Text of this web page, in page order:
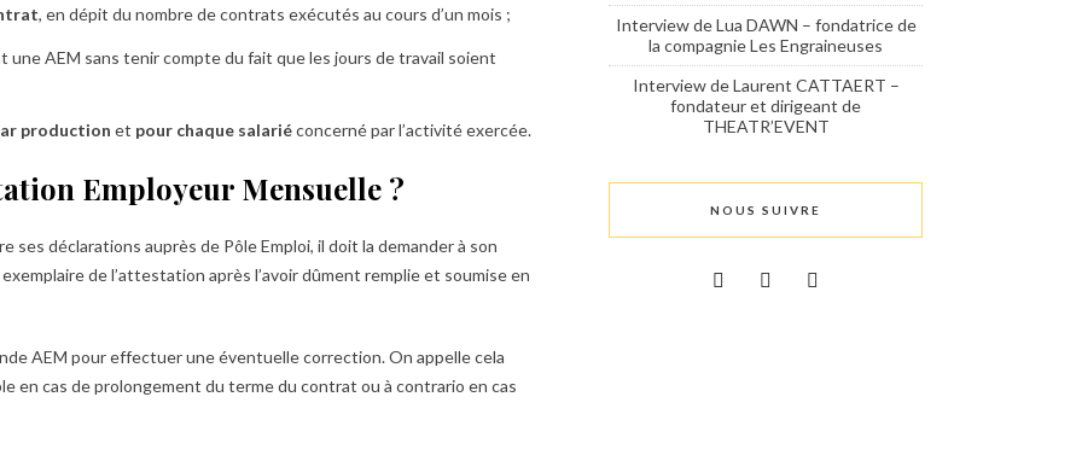
, en dépit du nombre de contrats exécutés au cours d’un mois ;
une AEM sans tenir compte du fait que les jours de travail soient
production et pour chaque salariéconcerné par l’activité exercée.
Employeur Mensuelle ?
déclarations auprès de Pôle Emploi, il doit la demander à son
de l’attestation après l’avoir dûment remplie et soumise en
AEM pour effectuer une éventuelle correction. On appelle cela
en cas de prolongement du terme du contrat ou à contrario en cas
Interview de Lua DAWN – fondatrice de
la compagnie Les Engraineuses
Interview de Laurent CATTAERT –
fondateur et dirigeant de
THEATR’EVENT
NOUS SUIVRE